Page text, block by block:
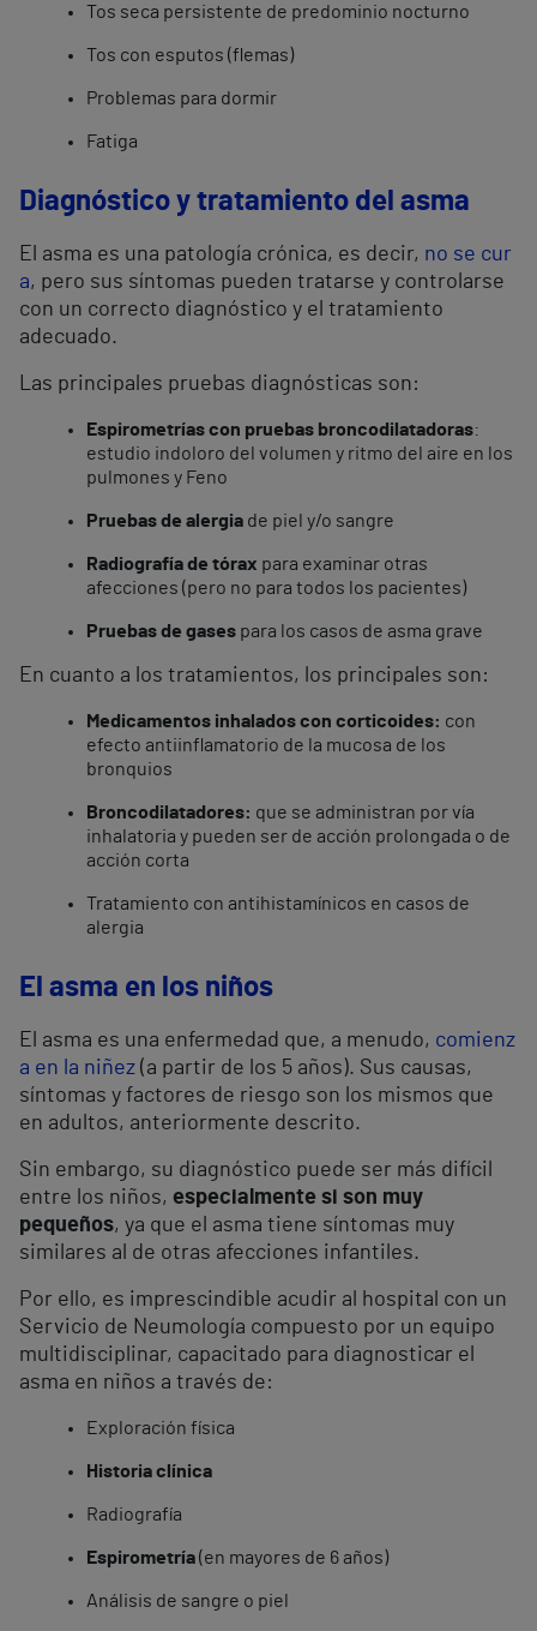
Tos seca persistente de predominio nocturno
Tos con esputos (flemas)
Problemas para dormir
Fatiga
Diagnóstico y tratamiento del asma
El asma es una patología crónica, es decir, no se cur
a, pero sus síntomas pueden tratarse y controlarse
con un correcto diagnóstico y el tratamiento
adecuado.
Las principales pruebas diagnósticas son:
Espirometrías con pruebas broncodilatadoras:
estudio indoloro del volumen y ritmo del aire en los
pulmones y Feno
Pruebas de alergia de piel y/o sangre
Radiografía de tórax para examinar otras
afecciones (pero no para todos los pacientes)
Pruebas de gases para los casos de asma grave
En cuanto a los tratamientos, los principales son:
Medicamentos inhalados con corticoides: con
efecto antiinflamatorio de la mucosa de los
bronquios
Broncodilatadores: que se administran por vía
inhalatoria y pueden ser de acción prolongada o de
acción corta
Tratamiento con antihistamínicos en casos de
alergia
El asma en los niños
El asma es una enfermedad que, a menudo, comienz
a en la niñez (a partir de los 5 años). Sus causas,
síntomas y factores de riesgo son los mismos que
en adultos, anteriormente descrito.
Sin embargo, su diagnóstico puede ser más difícil
entre los niños, especialmente si son muy
pequeños, ya que el asma tiene síntomas muy
similares al de otras afecciones infantiles.
Por ello, es imprescindible acudir al hospital con un
Servicio de Neumología compuesto por un equipo
multidisciplinar, capacitado para diagnosticar el
asma en niños a través de:
Exploración física
Historia clínica
Radiografía
Espirometría(en mayores de 6 años)
Análisis de sangre o piel